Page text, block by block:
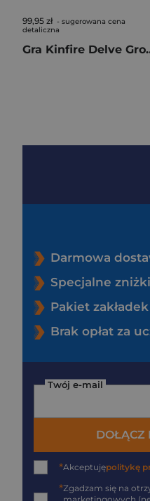
99,95 zł - sugerowana cena
detaliczna
Gra
Darmowa
Specjalne
Pakiet
Brak opłat za
Twój e-mail
DOŁĄCZ
*Akceptujępolitykę
*Zgadzam się na